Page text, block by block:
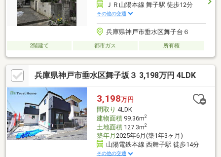
ＪＲ山陽本線 舞子駅 徒歩12分
その他の交通
兵庫県神戸市垂水区舞子台６
2階建て 都市ガス 所有権
兵庫県神戸市垂水区舞子坂３ 3,198万円 4LDK
3,198万円
間取り 4LDK
建物面積99.36m2
土地面積127.3m2
築年月 2025年6月(築1年3ヶ月)
山陽電鉄本線 西舞子駅 徒歩14分
その他の交通